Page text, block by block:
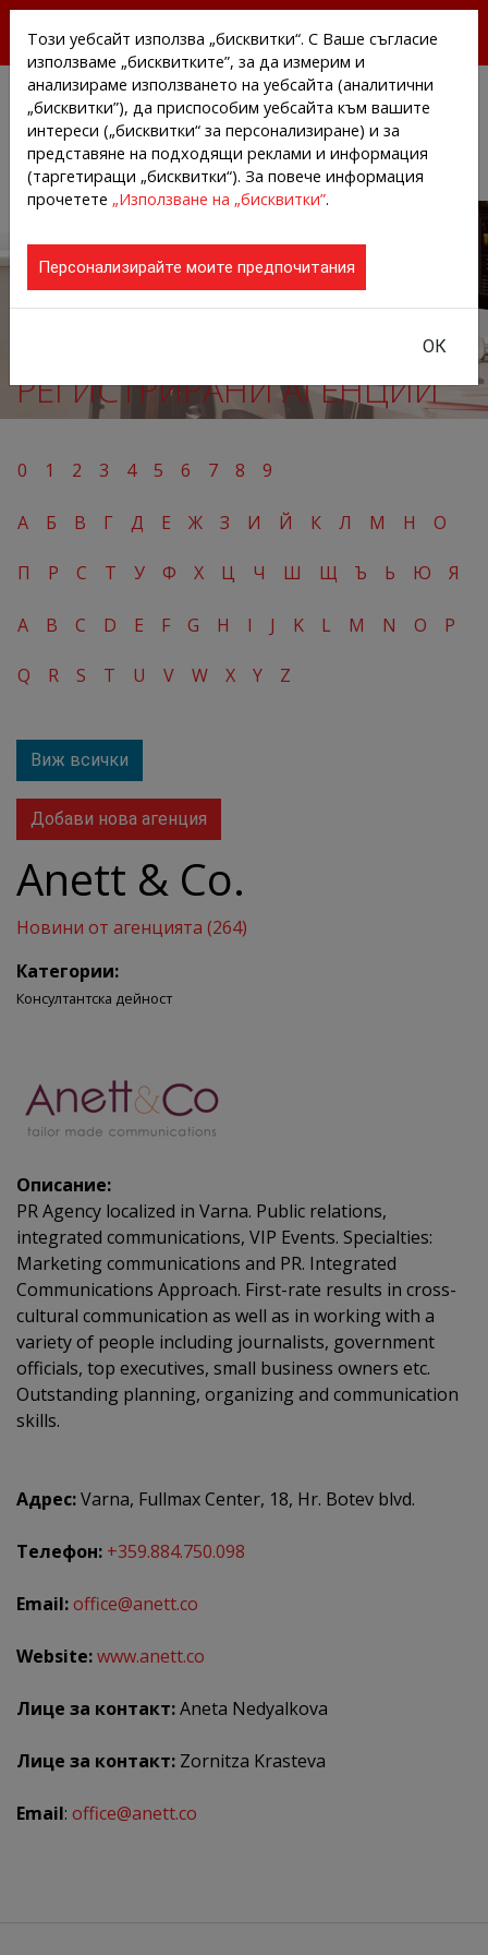
АГЕНЦИИТЕ И КОМПАНИИТЕ
РЕГИСТРИРАНИ АГЕНЦИИ
0 1 2 3 4 5 6 7 8 9
А Б В Г Д Е Ж З И Й К Л М Н О
П Р С Т У Ф Х Ц Ч Ш Щ Ъ Ь Ю Я
A B C D E F G H I J K L M N O P
Q R S T U V W X Y Z
Виж всички
Добави нова агенция
Anett & Co.
Новини от агенцията (264)
Категории:
Консултантска дейност
Описание:
PR Agency localized in Varna. Public relations,
integrated communications, VIP Events. Specialties:
Marketing communications and PR. Integrated
Communications Approach. First-rate results in cross-
cultural communication as well as in working with a
variety of people including journalists, government
officials, top executives, small business owners etc.
Outstanding planning, organizing and communication
skills.
Адрес:Varna, Fullmax Center, 18, Hr. Botev blvd.
Телефон: +359.884.750.098
Email:office@anett.co
Website:www.anett.co
Лице за контакт:Aneta Nedyalkova
Лице за контакт: Zornitza Krasteva
Email: office@anett.co
Този уебсайт използва „бисквитки“. С Ваше съгласие
използваме „бисквитките”, за да измерим и
анализираме използването на уебсайта (аналитични
„бисквитки”), да приспособим уебсайта към вашите
интереси („бисквитки“ за персонализиране) и за
представяне на подходящи реклами и информация
(таргетиращи „бисквитки“). За повече информация
прочетете „Използване на „бисквитки”.
Персонализирайте моите предпочитания
ОК